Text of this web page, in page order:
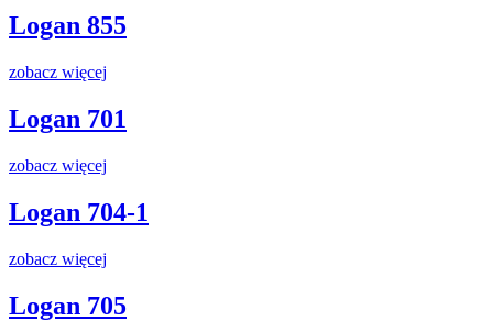
Logan 855
zobacz więcej
Logan 701
zobacz więcej
Logan 704-1
zobacz więcej
Logan 705